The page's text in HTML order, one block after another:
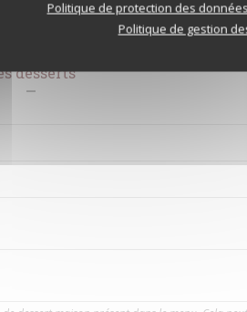
Politique de protection des
Politique de gestion
de sauce vous sera facturé 1.00 € Nos
desserts